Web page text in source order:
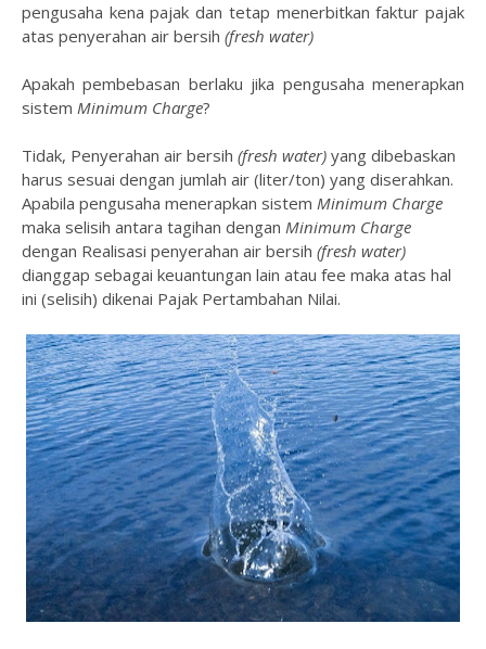
pengusaha kena pajak dan tetap menerbitkan faktur pajak
atas penyerahan air bersih (fresh water)
Apakah pembebasan berlaku jika pengusaha menerapkan
sistem Minimum Charge?
Tidak, Penyerahan air bersih (fresh water) yang dibebaskan
harus sesuai dengan jumlah air (liter/ton) yang diserahkan.
Apabila pengusaha menerapkan sistem Minimum Charge
maka selisih antara tagihan dengan Minimum Charge
dengan Realisasi penyerahan air bersih (fresh water)
dianggap sebagai keuantungan lain atau fee maka atas hal
ini (selisih) dikenai Pajak Pertambahan Nilai.